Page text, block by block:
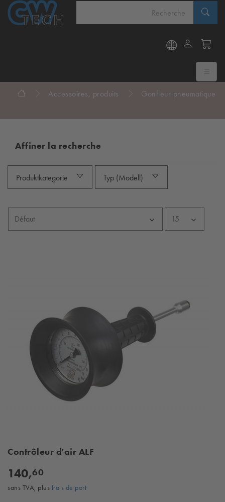
Accessoires, produits Gonfleur pneumatique
Affiner la recherche
Produktkategorie Typ (Modell)
Contrôleur d'air ALF
140,60
sans TVA, plus frais de port